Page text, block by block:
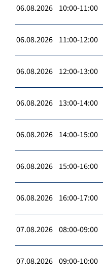
06.08.2026 10:00-11:00
06.08.2026 11:00-12:00
06.08.2026 12:00-13:00
06.08.2026 13:00-14:00
06.08.2026 14:00-15:00
06.08.2026 15:00-16:00
06.08.2026 16:00-17:00
07.08.2026 08:00-09:00
07.08.2026 09:00-10:00